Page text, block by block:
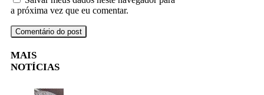
a próxima vez que eu comentar.
MAIS
NOTÍCIAS